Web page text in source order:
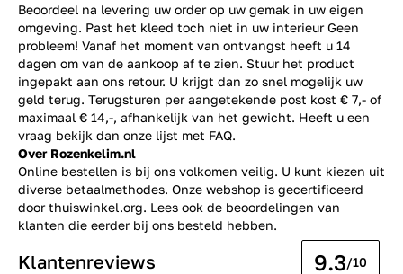
Beoordeel na levering uw order op uw gemak in uw eigen
omgeving. Past het kleed toch niet in uw interieur Geen
probleem! Vanaf het moment van ontvangst heeft u 14
dagen om van de aankoop af te zien. Stuur het product
ingepakt aan ons retour. U krijgt dan zo snel mogelijk uw
geld terug. Terugsturen per aangetekende post kost € 7,- of
maximaal € 14,-, afhankelijk van het gewicht. Heeft u een
vraag bekijk dan onze lijst met FAQ.
Over Rozenkelim.nl
Online bestellen is bij ons volkomen veilig. U kunt kiezen uit
diverse betaalmethodes. Onze webshop is gecertificeerd
door thuiswinkel.org. Lees ook de beoordelingen van
klanten die eerder bij ons besteld hebben.
Klantenreviews 9.3/10